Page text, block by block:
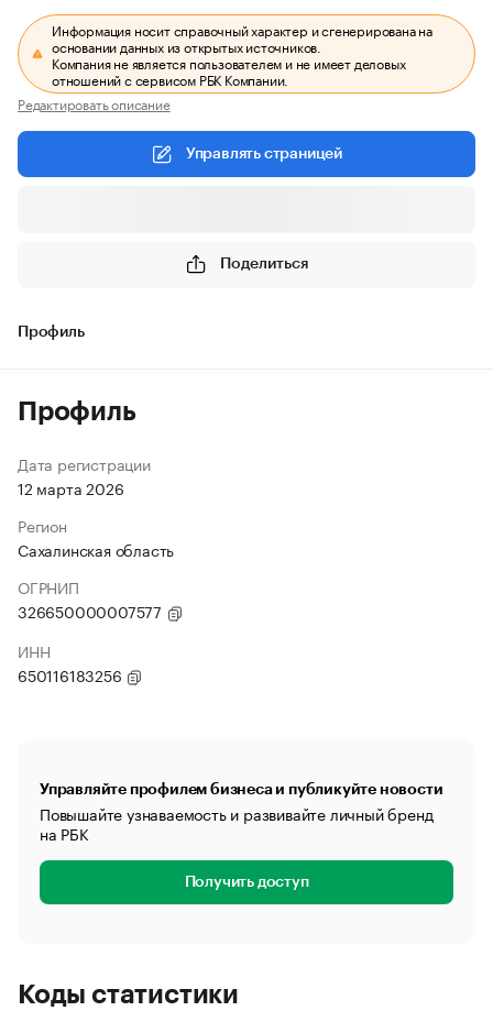
Информация носит справочный характер и сгенерирована на
основании данных из открытых источников.
Компания не является пользователем и не имеет деловых
отношений с сервисом РБК Компании.
Редактировать описание
Управлять страницей
Поделиться
Профиль
Профиль
Дата регистрации
12 марта 2026
Регион
Сахалинская область
ОГРНИП
326650000007577
ИНН
650116183256
Управляйте профилем бизнеса и публикуйте новости
Повышайте узнаваемость и развивайте личный бренд
на РБК
Получить доступ
Коды статистики